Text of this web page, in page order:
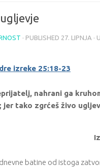
· PUBLISHED 27. LIPNJA ·
izreke 25:18-23
nahrani ga
jer tako zgrćeš živo
batine od istoga